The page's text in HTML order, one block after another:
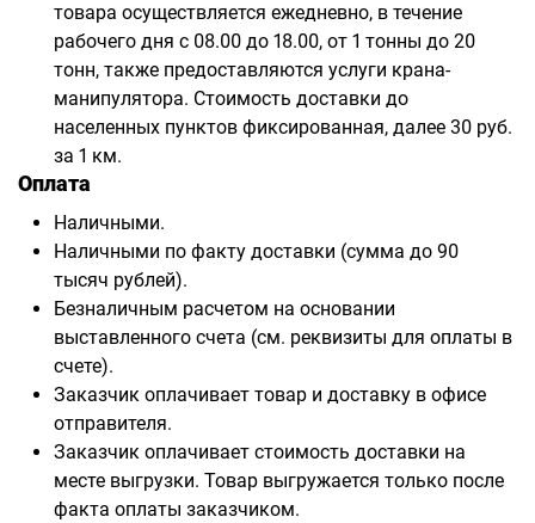
товара осуществляется ежедневно, в течение
рабочего дня с 08.00 до 18.00, от 1 тонны до 20
тонн, также предоставляются услуги крана-
манипулятора. Стоимость доставки до
населенных пунктов фиксированная, далее 30 руб.
за 1 км.
Оплата
Наличными.
Наличными по факту доставки (сумма до 90
тысяч рублей).
Безналичным расчетом на основании
выставленного счета (см. реквизиты для оплаты в
счете).
Заказчик оплачивает товар и доставку в офисе
отправителя.
Заказчик оплачивает стоимость доставки на
месте выгрузки. Товар выгружается только после
факта оплаты заказчиком.